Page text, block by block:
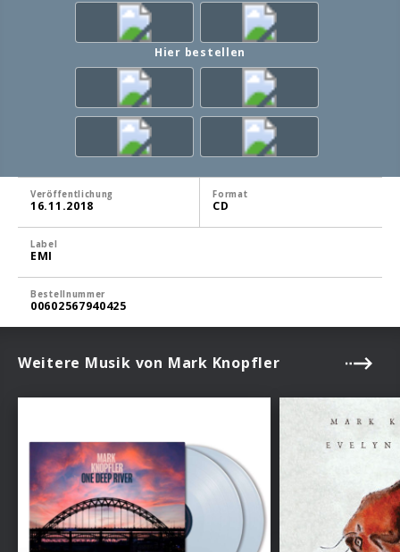
Hier bestellen
Veröffentlichung
16.11.2018
Format
CD
Label
EMI
Bestellnummer
00602567940425
Weitere Musik von Mark Knopfler